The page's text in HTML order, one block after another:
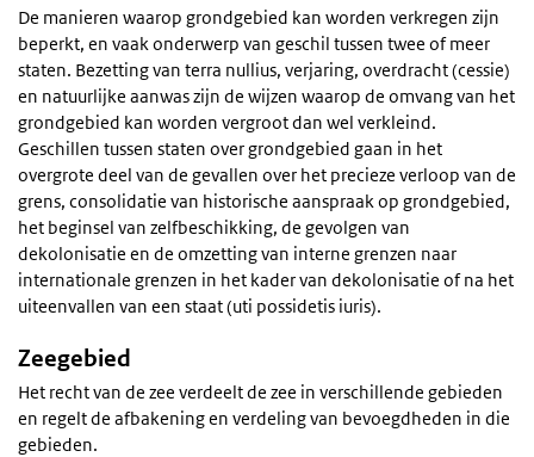
De manieren waarop grondgebied kan worden verkregen zijn
beperkt, en vaak onderwerp van geschil tussen twee of meer
staten. Bezetting van terra nullius, verjaring, overdracht (cessie)
en natuurlijke aanwas zijn de wijzen waarop de omvang van het
grondgebied kan worden vergroot dan wel verkleind.
Geschillen tussen staten over grondgebied gaan in het
overgrote deel van de gevallen over het precieze verloop van de
grens, consolidatie van historische aanspraak op grondgebied,
het beginsel van zelfbeschikking, de gevolgen van
dekolonisatie en de omzetting van interne grenzen naar
internationale grenzen in het kader van dekolonisatie of na het
uiteenvallen van een staat (uti possidetis iuris).
Zeegebied
Het recht van de zee verdeelt de zee in verschillende gebieden
en regelt de afbakening en verdeling van bevoegdheden in die
gebieden.